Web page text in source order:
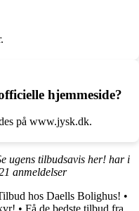
hjemmeside?
på www.jysk.dk.
ugens tilbudsavis her! har i
anmeldelser
hos Daells Bolighus! •